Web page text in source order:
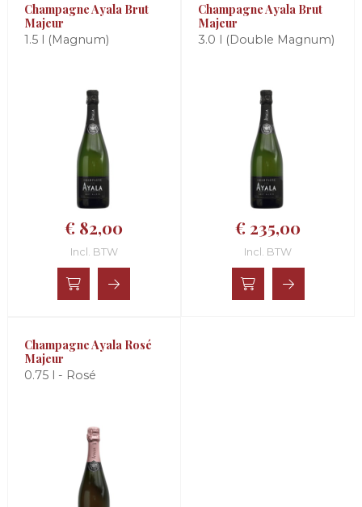
Champagne Ayala Brut
Majeur
1.5 l (Magnum)
€ 82,00
Incl. BTW
Champagne Ayala Brut
Majeur
3.0 l (Double Magnum)
€ 235,00
Incl. BTW
Champagne Ayala Rosé
Majeur
0.75 l - Rosé